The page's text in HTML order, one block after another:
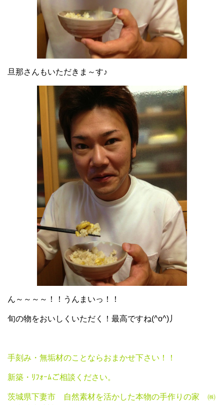
旦那さんもいただきま～す♪
ん～～～～！！うんまいっ！！
旬の物をおいしくいただく！最高ですね(^o^)丿
手刻み・無垢材のことならおまかせ下さい！！
新築・ﾘﾌｫｰﾑご相談ください。
茨城県下妻市 自然素材を活かした本物の手作りの家 ㈱